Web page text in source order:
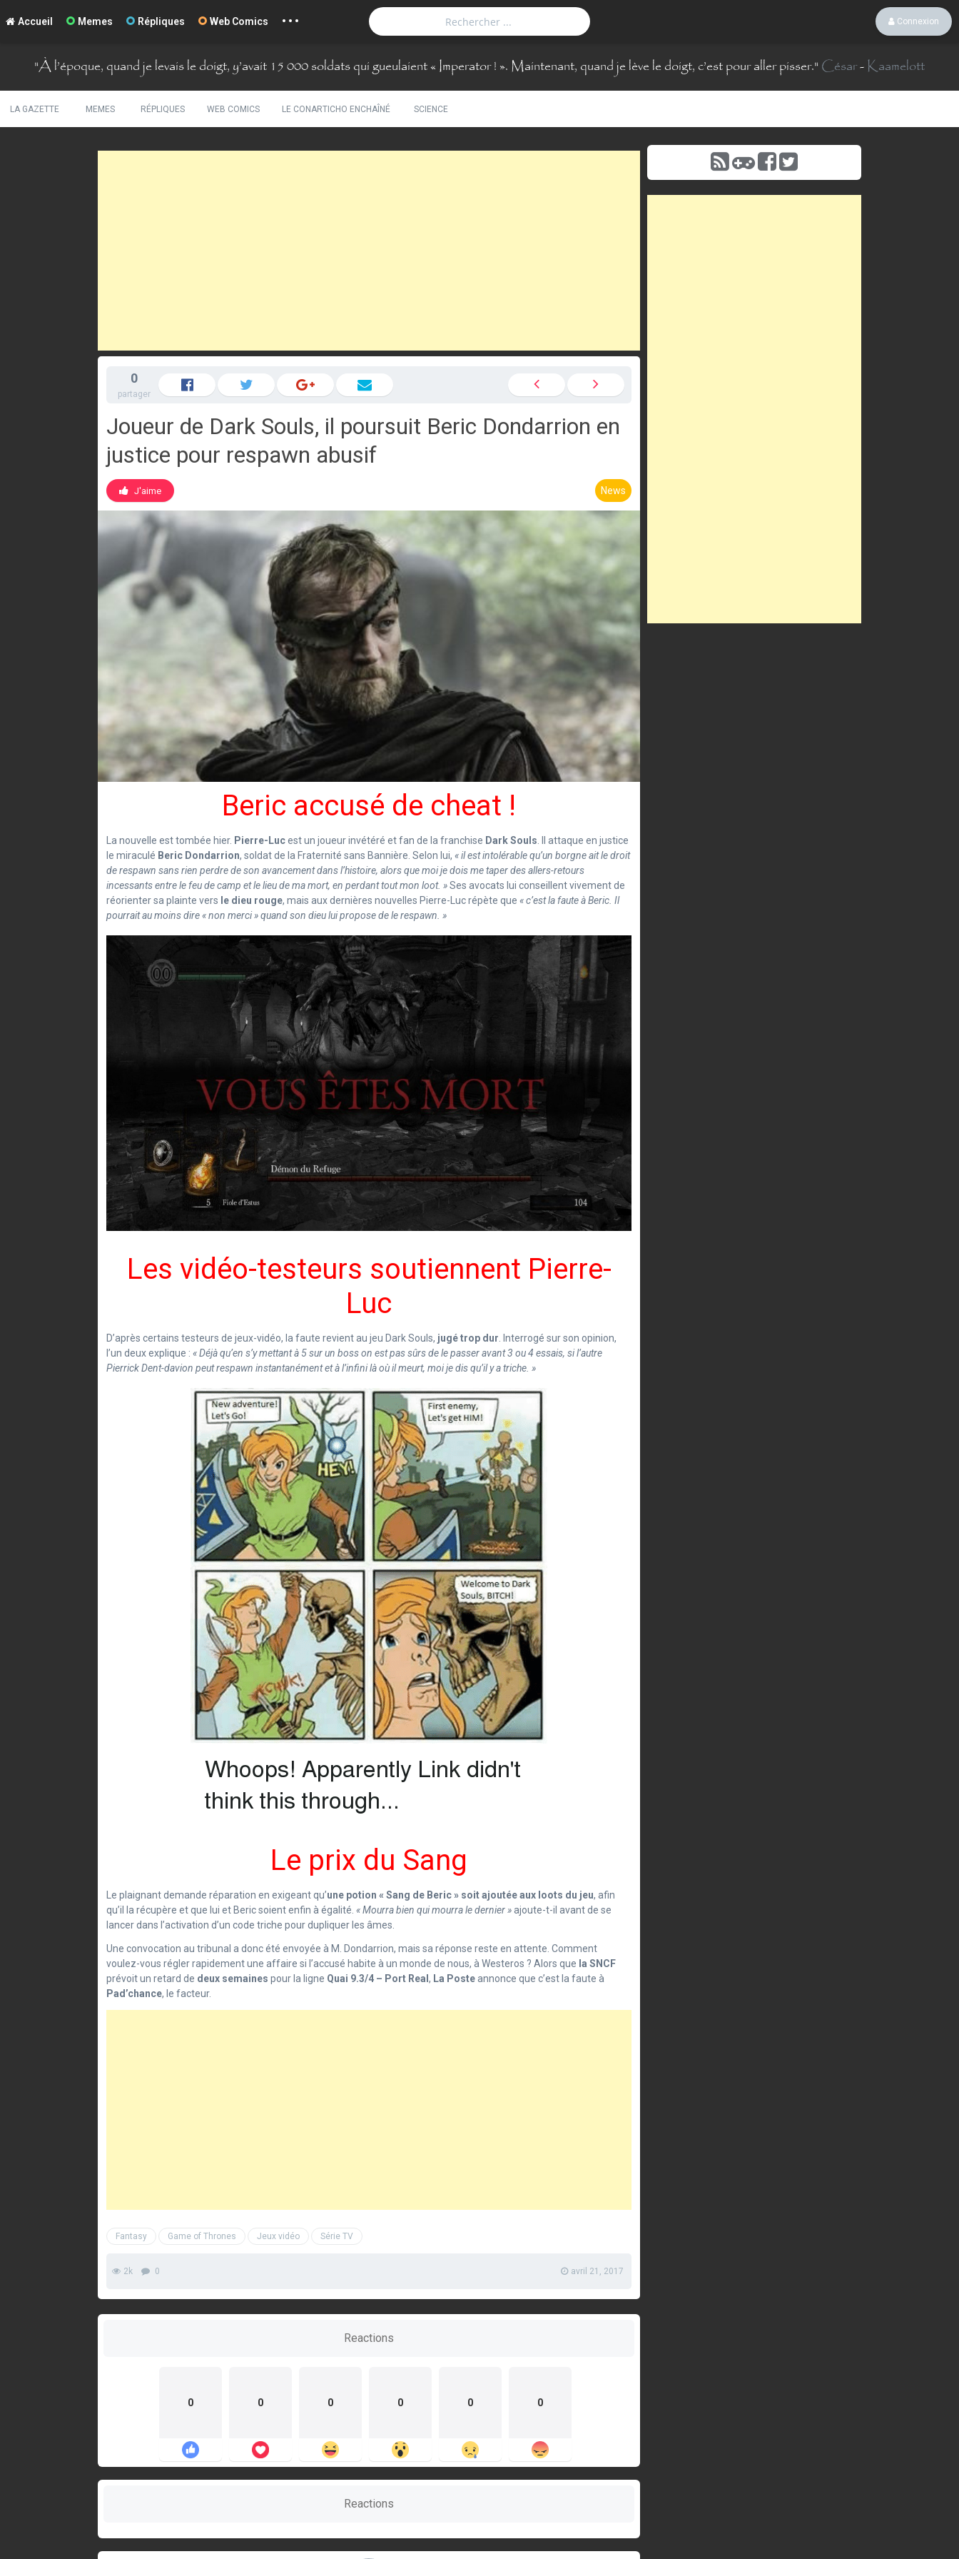
o
La Comté du Geek
Accueil Memes Répliques Web Comics ... Connexion
"À l’époque, quand je levais le doigt, y’avait 15 000 soldats qui gueulaient « Imperator ! ». Maintenant, quand je lève le doigt, c’est pour aller pisser." César-Kaamelott
LA GAZETTE MEMES RÉPLIQUES WEB COMICS LE CONARTICHO ENCHAÎNÉ SCIENCE
0
partager
Joueur de Dark Souls, il poursuit Beric Dondarrion en
justice pour respawn abusif
J'aime News
Beric accusé de cheat !
La nouvelle est tombée hier. Pierre-Lucest un joueur invétéré et fan de la franchise Dark Souls . Il attaque en justice
le miraculé Beric Dondarrion, soldat de la Fraternité sans Bannière. Selon lui, « il est intolérable qu’un borgne ait le droit
de respawn sans rien perdre de son avancement dans l’histoire, alors que moi je dois me taper des allers-retours
incessants entre le feu de camp et le lieu de ma mort, en perdant tout mon loot. »Ses avocats lui conseillent vivement de
réorienter sa plainte vers le dieu rouge, mais aux dernières nouvelles Pierre-Luc répète que « c’est la faute à Beric. Il
pourrait au moins dire « non merci » quand son dieu lui propose de le respawn. »
Les vidéo-testeurs soutiennent Pierre-
Luc
D’après certains testeurs de jeux-vidéo, la faute revient au jeu Dark Souls, jugé trop dur . Interrogé sur son opinion,
l’un deux explique : « Déjà qu’en s’y mettant à 5 sur un boss on est pas sûrs de le passer avant 3 ou 4 essais, si l’autre
Pierrick Dent-davion peut respawn instantanément et à l’infini là où il meurt, moi je dis qu’il y a triche. »
Le prix du Sang
Le plaignant demande réparation en exigeant qu’une potion « Sang de Beric » soit ajoutée aux loots du jeu, afin
qu’il la récupère et que lui et Beric soient enfin à égalité. « Mourra bien qui mourra le dernier »ajoute-t-il avant de se
lancer dans l’activation d’un code triche pour dupliquer les âmes.
Une convocation au tribunal a donc été envoyée à M. Dondarrion, mais sa réponse reste en attente. Comment
voulez-vous régler rapidement une affaire si l’accusé habite à un monde de nous, à Westeros ? Alors que la SNCF
prévoit un retard de deux semaines pour la ligne Quai 9.3/4 – Port Real , La Posteannonce que c’est la faute à
Pad’chance, le facteur.
Fantasy Game of Thrones Jeux vidéo Série TV
2k 0 avril 21, 2017
Reactions
0 0 0 0 0 0
Reactions